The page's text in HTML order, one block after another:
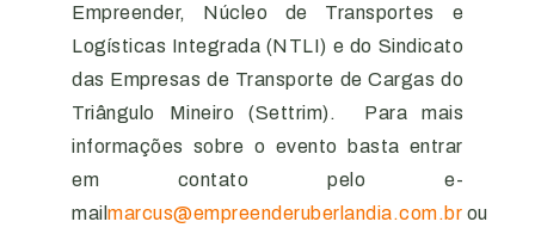
Empreender, Núcleo de Transportes e
Logísticas Integrada (NTLI) e do Sindicato
das Empresas de Transporte de Cargas do
Triângulo Mineiro (Settrim). Para mais
informações sobre o evento basta entrar
em contato pelo e-
mail marcus@empreenderuberlandia.com.br ou